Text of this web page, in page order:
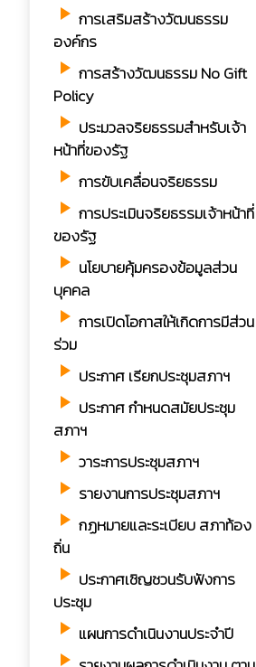
play_arrow การเสริมสร้างวัฒนธรรม
องค์กร
play_arrow การสร้างวัฒนธรรม No Gift
Policy
play_arrow ประมวลจริยธรรมสำหรับเจ้า
หน้าที่ของรัฐ
play_arrow การขับเคลื่อนจริยธรรม
play_arrow การประเมินจริยธรรมเจ้าหน้าที่
ของรัฐ
play_arrow นโยบายคุ้มครองข้อมูลส่วน
บุคคล
play_arrow การเปิดโอกาสให้เกิดการมีส่วน
ร่วม
play_arrow ประกาศ เรียกประชุมสภาฯ
play_arrow ประกาศ กำหนดสมัยประชุม
สภาฯ
play_arrow วาระการประชุมสภาฯ
play_arrow รายงานการประชุมสภาฯ
play_arrow กฏหมายและระเบียบ สภาท้อง
ถิ่น
play_arrow ประกาศเชิญชวนรับฟังการ
ประชุม
play_arrow แผนการดำเนินงานประจำปี
play_arrow